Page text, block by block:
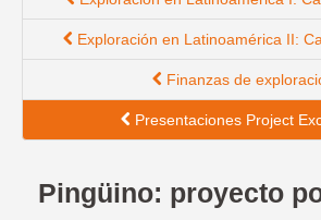
Pingüino: proyecto
Exploración en Latinoamérica II:
Finanzas de
Presentaciones Project